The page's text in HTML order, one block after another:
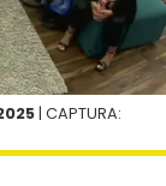
| CAPTURA: